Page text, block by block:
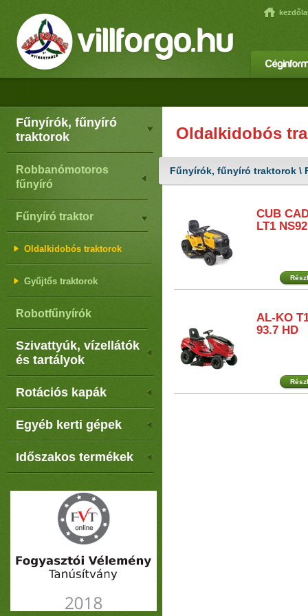
Fűnyírók, fűnyíró
traktorok
Robbanómotoros
fűnyíró
Fűnyíró traktor
Oldalkidobós traktorok
Gyűjtős traktorok
Robotfűnyírók
Szivattyúk, vízellátók
és tartályok
Rotációs kapák
Egyéb kerti gépek
Időszakos termékek
Oldalkidobós
Fűnyírók, fűnyíró traktorok \
CUB
LT1 NS92
AL-KO
93.7 HD